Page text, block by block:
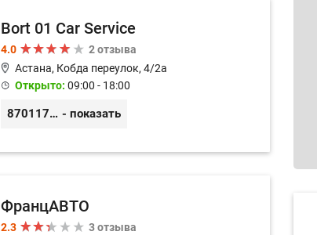
Bort 01 Car Service
4.0
2 отзыва
Астана, Кобда переулок, 4/2а
Открыто: 09:00 - 18:00
87011754444 - показать
ФранцАВТО
2.3
3 отзыва